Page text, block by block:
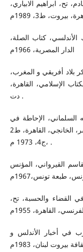
تح، ابراهيم الابياري،
كتاب الصلة،
الدار المصرية، 1966م
بلاد أفريقي و المغرب،
الإسلامي، القاهرة،
دت .
السلماني، الإحاطة في
أخبار غرناطة، الشركة المصرية للطباعة و النشر، الخانجي، القاهرة، ط2
،ج4، 1973 م .
القيرواني، المؤنس
القضاء والحسبة، تح،
في أخبار الأندلس و